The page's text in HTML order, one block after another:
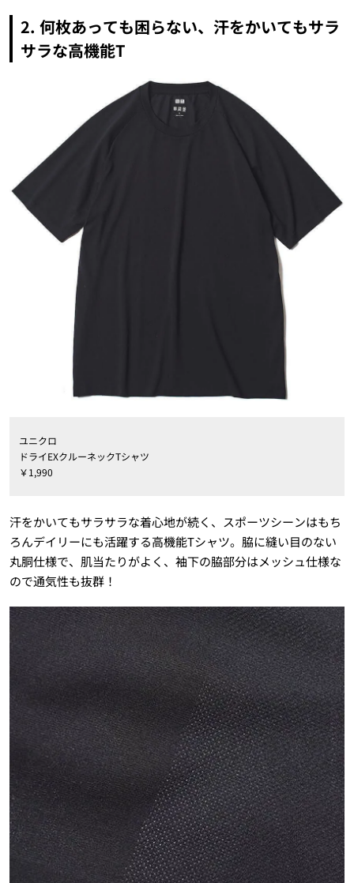
2. 何枚あっても困らない、汗をかいてもサラ
サラな高機能T
ユニクロ
ドライEXクルーネックTシャツ
￥1,990
汗をかいてもサラサラな着心地が続く、スポーツシーンはもち
ろんデイリーにも活躍する高機能Tシャツ。脇に縫い目のない
丸胴仕様で、肌当たりがよく、袖下の脇部分はメッシュ仕様な
ので通気性も抜群！